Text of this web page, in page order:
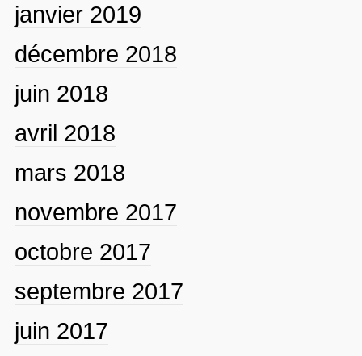
janvier 2019
décembre 2018
juin 2018
avril 2018
mars 2018
novembre 2017
octobre 2017
septembre 2017
juin 2017